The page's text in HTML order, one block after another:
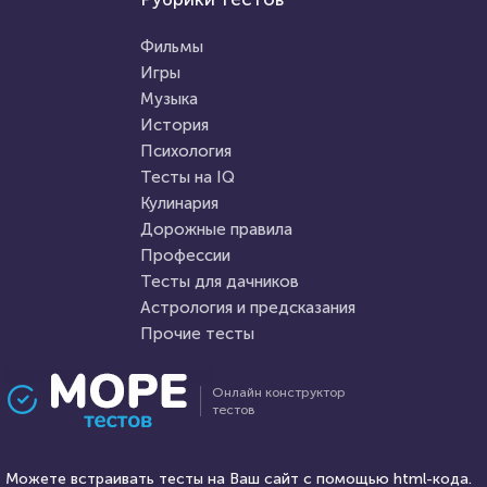
Пройти тест
5 октября 2021 27188
Психология
Вы видите первым?"
Старорусские слова,
сможешь угадать?
2 апреля 2022
Проходили 674 раза
«О жизни в шутку и всерьез!»
Онлайн конструктор
тестов
Можете встраивать тесты на Ваш сайт с помощью html-кода.
Фильмы
Игры
Музыка
История
Психология
Тесты на IQ
Кулинария
Дорожные правила
Профессии
Тесты для дачников
Астрология и предсказания
Прочие тесты